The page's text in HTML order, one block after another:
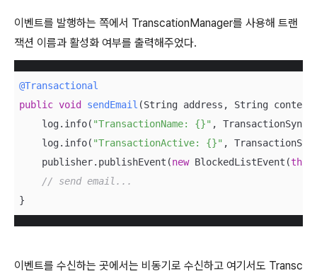
이벤트를 발행하는 쪽에서 TranscationManager를 사용해 트랜
잭션 이름과 활성화 여부를 출력해주었다.
@Transactional
public void sendEmail (String address, String
    log.info(
"TransactionName: {}" ,
    log.info(
"TransactionActive: {}" ,
    publisher.publishEvent(
new BlockedListEvent(this
// send email...
}
이벤트를 수신하는 곳에서는 비동기로 수신하고 여기서도 Transc